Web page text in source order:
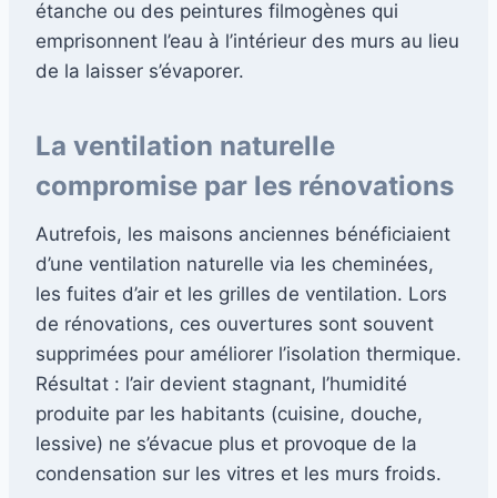
étanche ou des peintures filmogènes qui
emprisonnent l’eau à l’intérieur des murs au lieu
de la laisser s’évaporer.
La ventilation naturelle
compromise par les rénovations
Autrefois, les maisons anciennes bénéficiaient
d’une ventilation naturelle via les cheminées,
les fuites d’air et les grilles de ventilation. Lors
de rénovations, ces ouvertures sont souvent
supprimées pour améliorer l’isolation thermique.
Résultat : l’air devient stagnant, l’humidité
produite par les habitants (cuisine, douche,
lessive) ne s’évacue plus et provoque de la
condensation sur les vitres et les murs froids.